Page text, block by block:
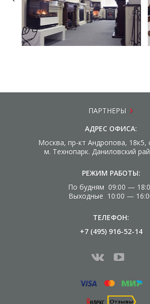
ПАРТНЕРЫ
АДРЕС ОФИСА:
Москва, пр-кт Андропова, 18к5,
м. Технопарк. Даниловский
РЕЖИМ РАБОТЫ:
По будням 09:00 —
Выходные 10:00 —
ТЕЛЕФОН:
+7 (495) 916-52-14